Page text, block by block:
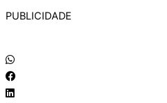
PUBLICIDADE